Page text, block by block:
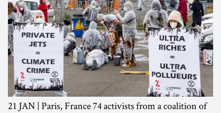
21 JAN | Paris, France 74 activists from a coalition of